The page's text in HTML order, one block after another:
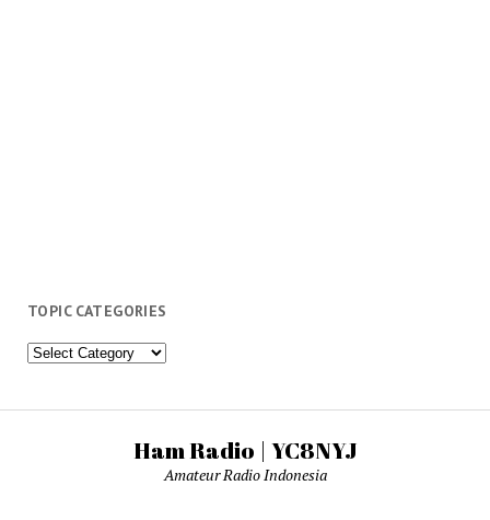
TOPIC CATEGORIES
Topic
Ham Radio | YC8NYJ
Amateur Radio Indonesia